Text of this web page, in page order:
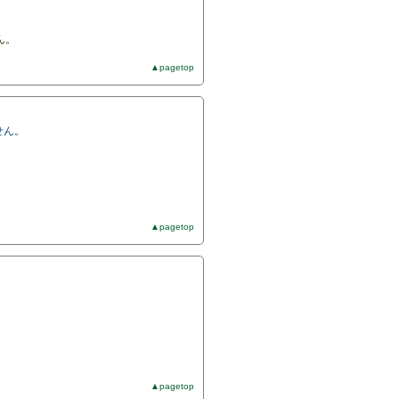
▲pagetop
。
▲pagetop
▲pagetop